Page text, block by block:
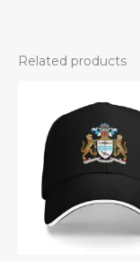
Related products